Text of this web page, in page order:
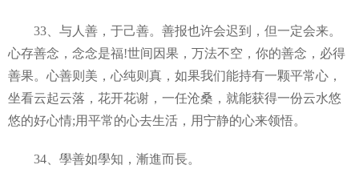
33、与人善，于己善。善报也许会迟到，但一定会来。
心存善念，念念是福!世间因果，万法不空，你的善念，必得
善果。心善则美，心纯则真，如果我们能持有一颗平常心，
坐看云起云落，花开花谢，一任沧桑，就能获得一份云水悠
悠的好心情;用平常的心去生活，用宁静的心来领悟。
34、學善如學知，漸進而長。